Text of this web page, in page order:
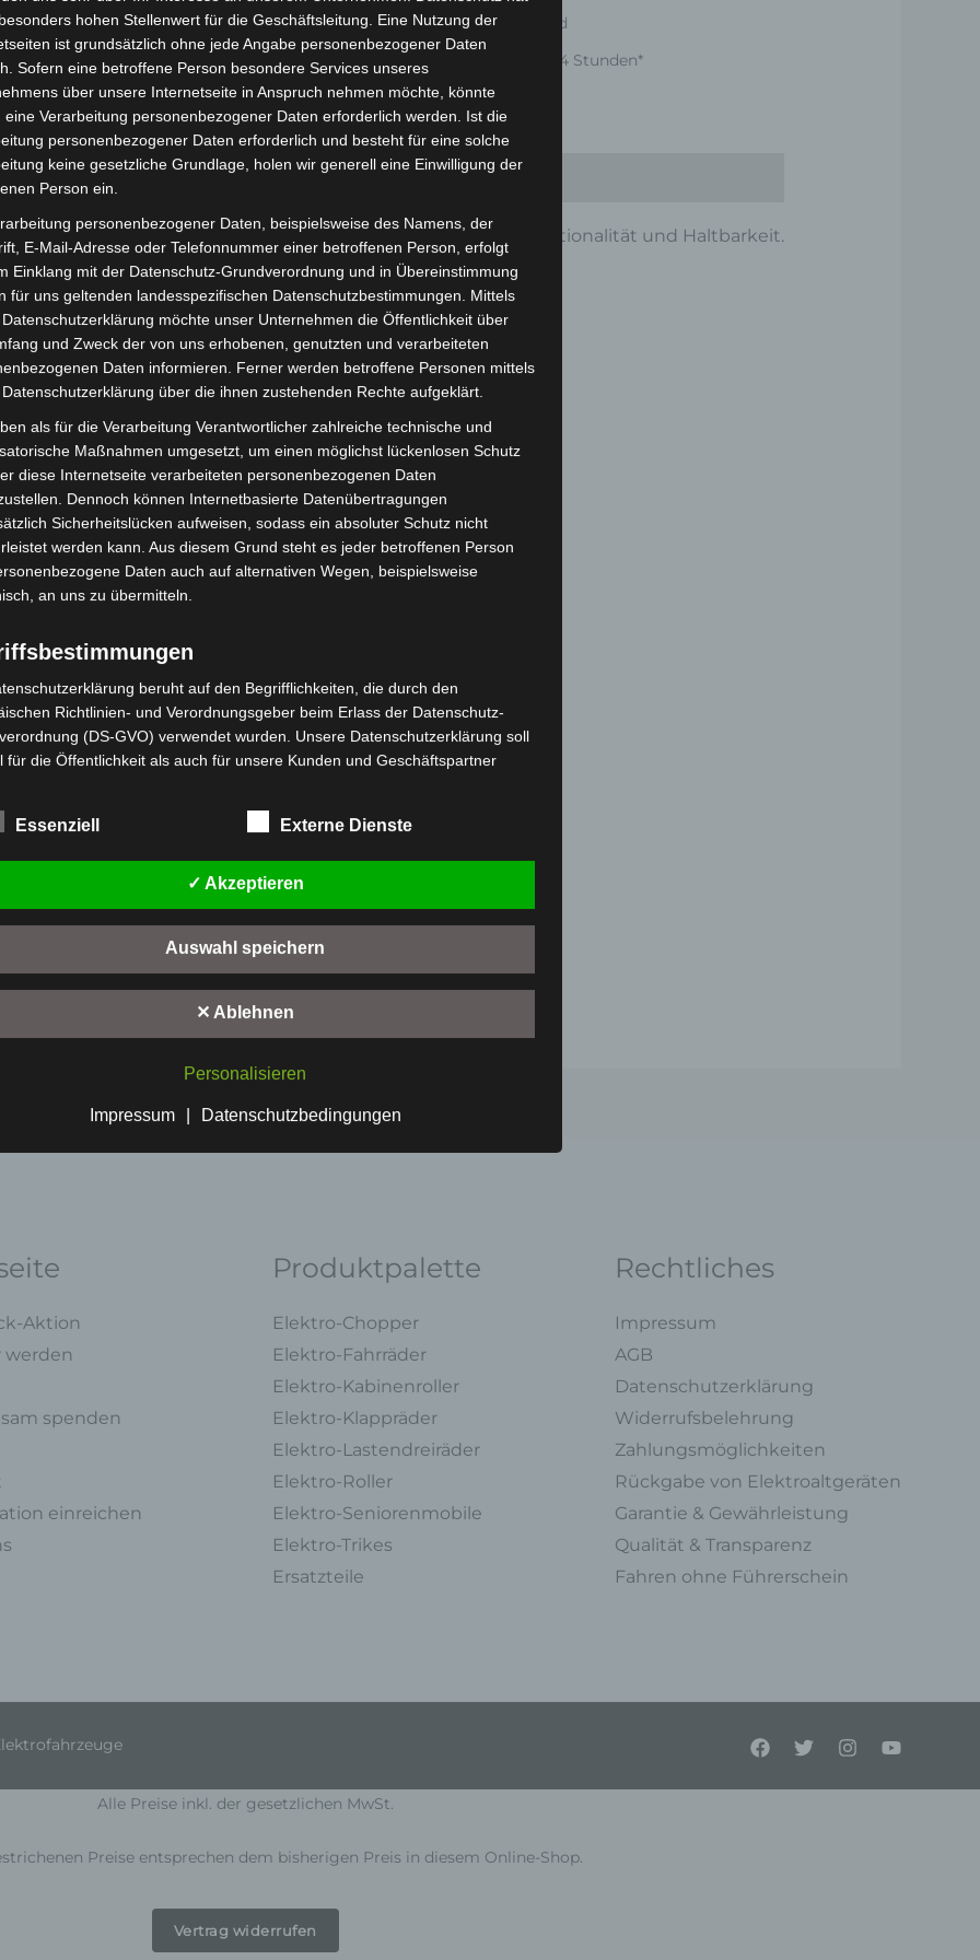
inkl. 19 % MwSt. Kostenloser Versand
Lieferzeit:
Versandfertig innerhalb 24 Stunden*
Rezensionen (0)
VSX. Vordere trommelbremsenkabel für optimale Funktionalität und Haltbarkeit.
findest du hier:Volta Motor Elektro-Scooter VSX.
Versand
VORDERES
€ *
Kostenloser Versand
VSX SECHSKANT-FLANSCH-
SCHRAUBE (M12*235)
0
5
IN DEN WARENKORB
Aktion
werden
spenden
einreichen
Produktpalette
Elektro-Chopper
Elektro-Fahrräder
Elektro-Kabinenroller
Elektro-Klappräder
Elektro-Lastendreiräder
Elektro-Roller
Elektro-Seniorenmobile
Elektro-Trikes
Ersatzteile
Rechtliches
Impressum
AGB
Datenschutzerklärung
Widerrufsbelehrung
Zahlungsmöglichkeiten
Rückgabe von Elektroaltgeräten
Garantie & Gewährleistung
Qualität & Transparenz
Fahren ohne Führerschein
Alle Preise inkl. der gesetzlichen MwSt.
Preise entsprechen dem bisherigen Preis in diesem Online-Shop.
Vertrag widerrufen
hohen Stellenwert für die Geschäftsleitung. Eine Nutzung der
ist grundsätzlich ohne jede Angabe personenbezogener Daten
Sofern eine betroffene Person besondere Services unseres
über unsere Internetseite in Anspruch nehmen möchte, könnte
eine Verarbeitung personenbezogener Daten erforderlich werden. Ist die
personenbezogener Daten erforderlich und besteht für eine solche
keine gesetzliche Grundlage, holen wir generell eine Einwilligung der
Person ein.
personenbezogener Daten, beispielsweise des Namens, der
E-Mail-Adresse oder Telefonnummer einer betroffenen Person, erfolgt
Einklang mit der Datenschutz-Grundverordnung und in Übereinstimmung
für uns geltenden landesspezifischen Datenschutzbestimmungen. Mittels
möchte unser Unternehmen die Öffentlichkeit über
und Zweck der von uns erhobenen, genutzten und verarbeiteten
Daten informieren. Ferner werden betroffene Personen mittels
über die ihnen zustehenden Rechte aufgeklärt.
als für die Verarbeitung Verantwortlicher zahlreiche technische und
Maßnahmen umgesetzt, um einen möglichst lückenlosen Schutz
diese Internetseite verarbeiteten personenbezogenen Daten
Dennoch können Internetbasierte Datenübertragungen
Sicherheitslücken aufweisen, sodass ein absoluter Schutz nicht
werden kann. Aus diesem Grund steht es jeder betroffenen Person
Daten auch auf alternativen Wegen, beispielsweise
an uns zu übermitteln.
beruht auf den Begrifflichkeiten, die durch den
Richtlinien- und Verordnungsgeber beim Erlass der Datenschutz-
(DS-GVO) verwendet wurden. Unsere Datenschutzerklärung soll
für die Öffentlichkeit als auch für unsere Kunden und Geschäftspartner
Begrifflichkeiten erläutern.
Personenbezogene Daten sind alle Informationen, die sich auf eine
identifizierte oder identifizierbare natürliche Person (im Folgenden
"betroffene Person") beziehen. Als identifizierbar wird eine natürliche Person
angesehen, die direkt oder indirekt, insbesondere mittels Zuordnung zu einer
Kennung wie einem Namen, zu einer Kennnummer, zu Standortdaten, zu
Merkmalen, die Ausdruck der physischen, physiologischen, genetischen,
psychischen, wirtschaftlichen, kulturellen oder sozialen Identität dieser
natürlichen Person sind, identifiziert werden kann.
c) Verarbeitung
Verarbeitung ist jeder mit oder ohne Hilfe automatisierter Verfahren
ausgeführte Vorgang oder jede solche Vorgangsreihe im Zusammenhang mit
Organisation, das Ordnen, die Speicherung, die Anpassung oder
Veränderung, das Auslesen, das Abfragen, die Verwendung, die Offenlegung
durch Übermittlung, Verbreitung oder eine andere Form der Bereitstellung,
d) Einschränkung der Verarbeitung
personenbezogener Daten mit dem Ziel, ihre künftige Verarbeitung
Daten, die darin besteht, dass diese personenbezogenen Daten verwendet
Person beziehen, zu bewerten, insbesondere, um Aspekte bezüglich
Interessen, Zuverlässigkeit, Verhalten, Aufenthaltsort oder Ortswechsel
f) Pseudonymisierung
zusätzlicher Informationen nicht mehr einer spezifischen betroffenen Person
Essenziell Externe Dienste
✓ Akzeptieren
Auswahl speichern
✕ Ablehnen
Personalisieren
Impressum Datenschutzbedingungen